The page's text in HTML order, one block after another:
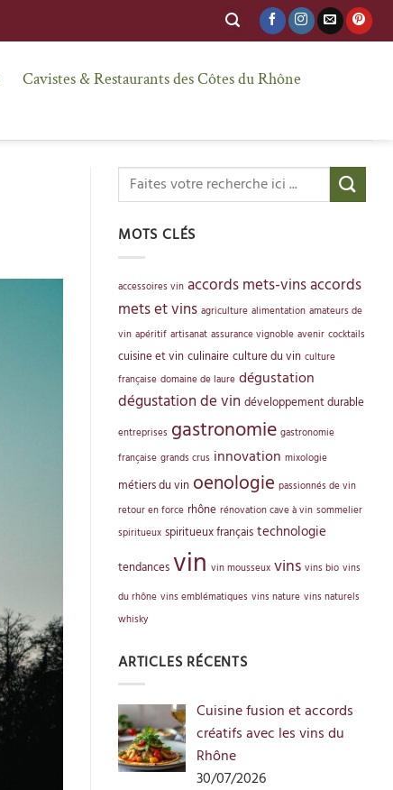
Cavistes & Restaurants des Côtes du Rhône
MOTS CLÉS
accessoires vin accords mets-vinsaccords
mets et vins agriculture alimentation amateurs de
vin apéritif artisanat assurance vignoble avenir cocktails
cuisine et vin culinaire culture du vin culture
française domaine de laure dégustation
dégustation de vin développement durable
entreprises gastronomie gastronomie
française grands crus innovation mixologie
métiers du vin oenologie passionnés de vin
retour en force rhône rénovation cave à vin sommelier
spiritueux spiritueux français technologie
tendances vin vin mousseux vins vins bio vins
du rhône vins emblématiques vins nature vins naturels
whisky
ARTICLES RÉCENTS
Cuisine fusion et accords
créatifs avec les vins du
Rhône
30/07/2026